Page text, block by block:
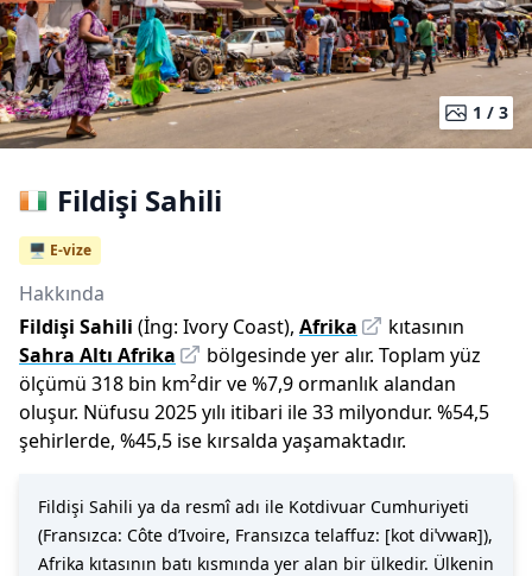
1 / 3
Fildişi Sahili
🖥️ E-vize
Hakkında
Fildişi Sahili (İng: Ivory Coast), Afrika
kıtasının
Sahra Altı Afrika
bölgesinde yer alır. Toplam yüz
ölçümü 318 bin km²dirve%7,9ormanlık alandan
oluşur. Nüfusu 2025yılı itibari ile33 milyondur. %54,5
şehirlerde, %45,5 ise kırsalda yaşamaktadır.
Fildişi Sahili ya da resmî adı ile Kotdivuar Cumhuriyeti
(Fransızca: Côte d’Ivoire, Fransızca telaffuz: [kot diˈvwaʀ]),
Afrika kıtasının batı kısmında yer alan bir ülkedir. Ülkenin